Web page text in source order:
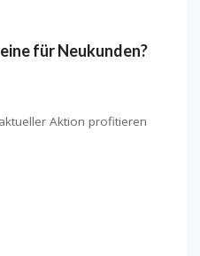
für Neukunden?
Aktion profitieren